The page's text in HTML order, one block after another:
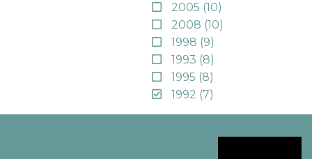
2005 (10)
2008 (10)
1998 (9)
1993 (8)
1995 (8)
1992 (7)